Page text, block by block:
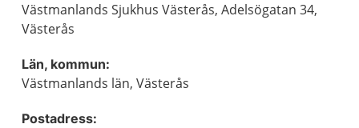
Västmanlands Sjukhus Västerås, Adelsögatan 34,
Västerås
Län, kommun:
Västmanlands län, Västerås
Postadress: